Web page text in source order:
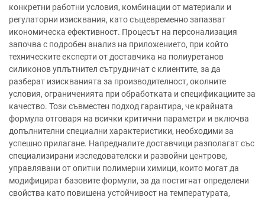
конкретни работни условия, комбинации от материали и
регулаторни изисквания, като същевременно запазват
икономическа ефективност. Процесът на персонализация
започва с подробен анализ на приложението, при който
техническите експерти от доставчика на полиуретанов
силиконов уплътнител сътрудничат с клиентите, за да
разберат изискванията за производителност, околните
условия, ограниченията при обработката и спецификациите за
качество. Този съвместен подход гарантира, че крайната
формула отговаря на всички критични параметри и включва
допълнителни специални характеристики, необходими за
успешно прилагане. Напредналите доставчици разполагат със
специализирани изследователски и развойни центрове,
управлявани от опитни полимерни химици, които могат да
модифицират базовите формули, за да постигнат определени
свойства като повишена устойчивост на температурата,